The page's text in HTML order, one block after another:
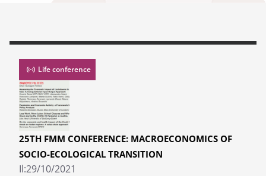
Life conference
25TH FMM CONFERENCE: MACROECONOMICS OF
SOCIO-ECOLOGICAL TRANSITION
Il:29/10/2021